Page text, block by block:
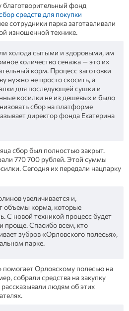
фонд
средств для покупки
сотрудники парка заготавливали
изношенной технике.
холода сытыми и здоровыми, им
количество сенажа — это их
корм. Процесс заготовки
нужно не просто скосить, а
для последующей сушки и
косилки не из дешевых и было
сбор на платформе
директор фонда Екатерина
сбор был полностью закрыт.
770 700 рублей. Этой суммы
Сегодня их передали нацпарку
увеличивается и,
объемы корма, которые
С новой техникой процесс будет
проще. Спасибо всем, кто
зубров «Орловского полесья»,
парке.
Орловскому полесью на
собрали средства на закупку
людям об этих